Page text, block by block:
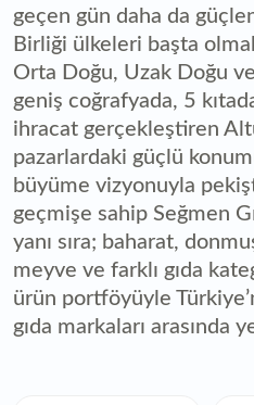
geçen gün daha da
Birliği ülkeleri başta
Orta Doğu, Uzak Doğu
geniş coğrafyada, 5
ihracat gerçekleştiren
pazarlardaki güçlü
büyüme vizyonuyla
geçmişe sahip Seğmen
yanı sıra; baharat,
meyve ve farklı gıda
ürün portföyüyle
gıda markaları arasında